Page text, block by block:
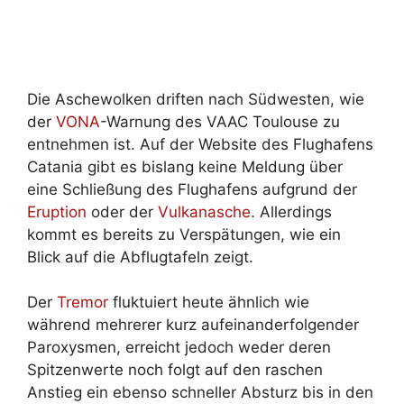
Die Aschewolken driften nach Südwesten, wie
der VONA-Warnung des VAAC Toulouse zu
entnehmen ist. Auf der Website des Flughafens
Catania gibt es bislang keine Meldung über
eine Schließung des Flughafens aufgrund der
Eruption oder der Vulkanasche. Allerdings
kommt es bereits zu Verspätungen, wie ein
Blick auf die Abflugtafeln zeigt.
Der Tremor fluktuiert heute ähnlich wie
während mehrerer kurz aufeinanderfolgender
Paroxysmen, erreicht jedoch weder deren
Spitzenwerte noch folgt auf den raschen
Anstieg ein ebenso schneller Absturz bis in den